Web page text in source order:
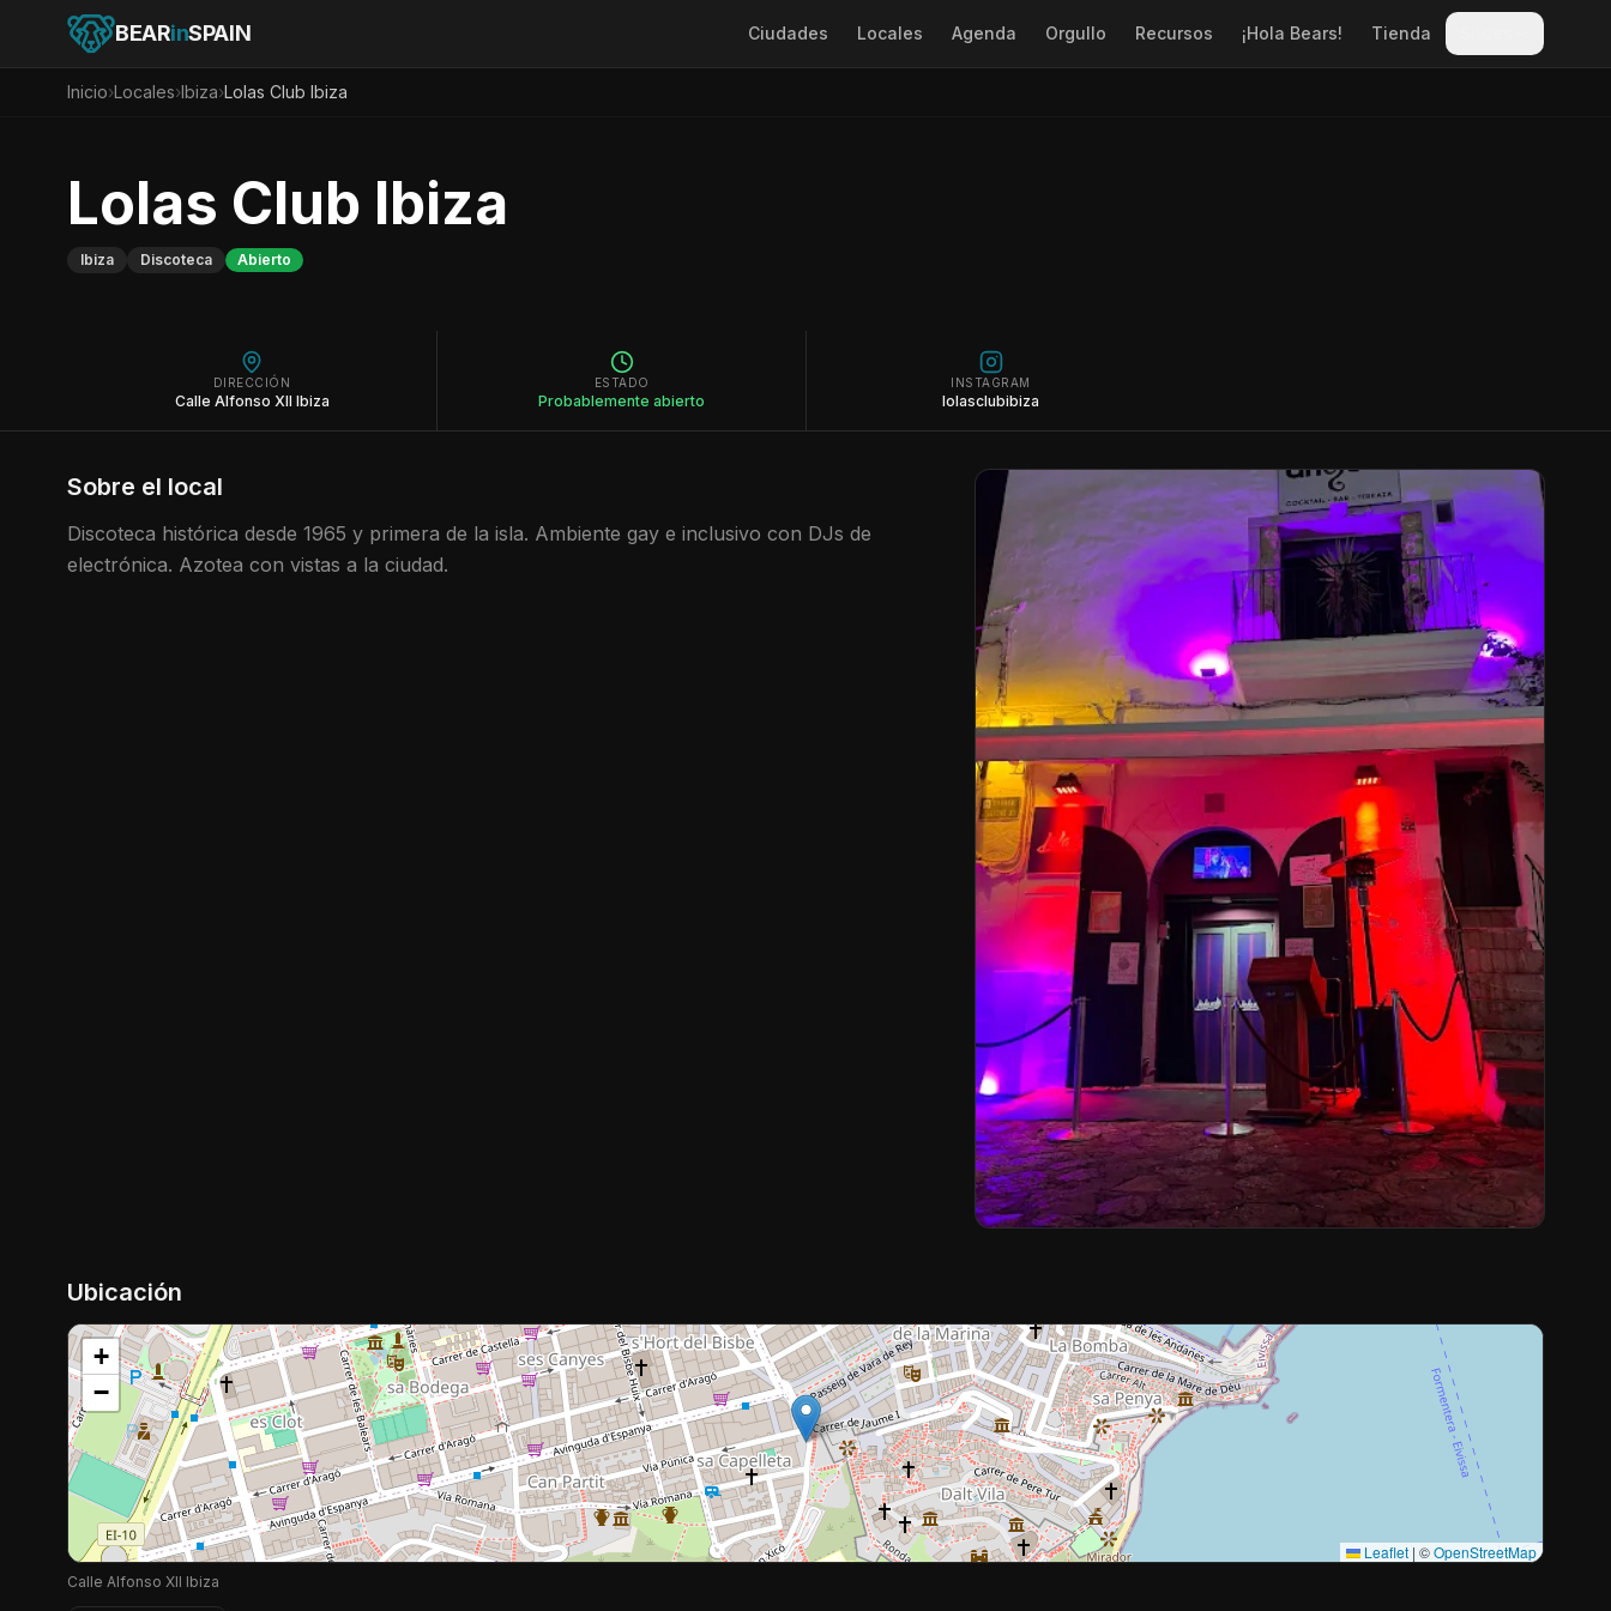
BEARinSPAIN Ciudades Locales Agenda Orgullo Recursos ¡Hola Bears! Tienda
Inicio›Locales›Ibiza›Lolas Club Ibiza
Lolas Club Ibiza
Ibiza Discoteca Abierto
DIRECCIÓN
Calle Alfonso XII Ibiza
ESTADO
Probablemente abierto
INSTAGRAM
lolasclubibiza
Sobre el local
Discoteca histórica desde 1965 y primera de la isla. Ambiente gay e inclusivo con DJs de
electrónica. Azotea con vistas a la ciudad.
Ubicación
+
−
Leaflet | ©OpenStreetMap
Calle Alfonso XII Ibiza